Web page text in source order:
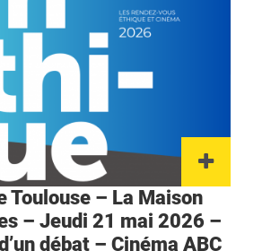
Toulouse – La Maison
– Jeudi 21 mai 2026 –
débat – Cinéma ABC